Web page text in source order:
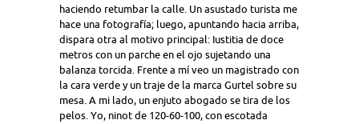
haciendo retumbar la calle. Un asustado turista me
hace una fotografía; luego, apuntando hacia arriba,
dispara otra al motivo principal: Iustitia de doce
metros con un parche en el ojo sujetando una
balanza torcida. Frente a mí veo un magistrado con
la cara verde y un traje de la marca Gurtel sobre su
mesa. A mi lado, un enjuto abogado se tira de los
pelos. Yo, ninot de 120-60-100, con escotada